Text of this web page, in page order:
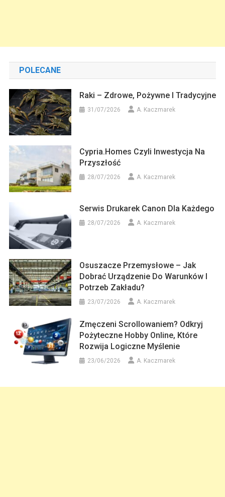
POLECANE
Raki – Zdrowe, Pożywne I Tradycyjne
31/07/2026 A. Kaczmarek
Cypria.homes Czyli Inwestycja Na
Przyszłość
28/07/2026 A. Kaczmarek
Serwis Drukarek Canon Dla Każdego
28/07/2026 A. Kaczmarek
Osuszacze Przemysłowe – Jak
Dobrać Urządzenie Do Warunków I
Potrzeb Zakładu?
23/07/2026 A. Kaczmarek
Zmęczeni Scrollowaniem? Odkryj
Pożyteczne Hobby Online, Które
Rozwija Logiczne Myślenie
23/06/2026 A. Kaczmarek